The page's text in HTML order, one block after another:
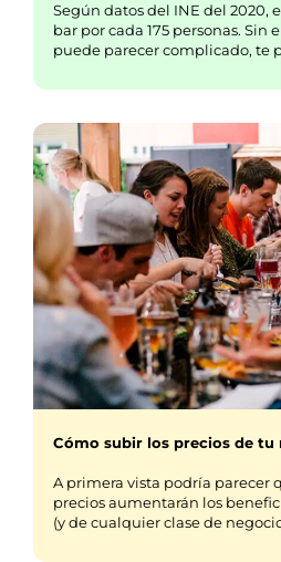
Según datos del INE del 2020,
bar por cada 175 personas. Sin
puede parecer complicado, te
Cómo subir los precios de tu
A primera vista podría parecer
precios aumentarán los
(y de cualquier clase de